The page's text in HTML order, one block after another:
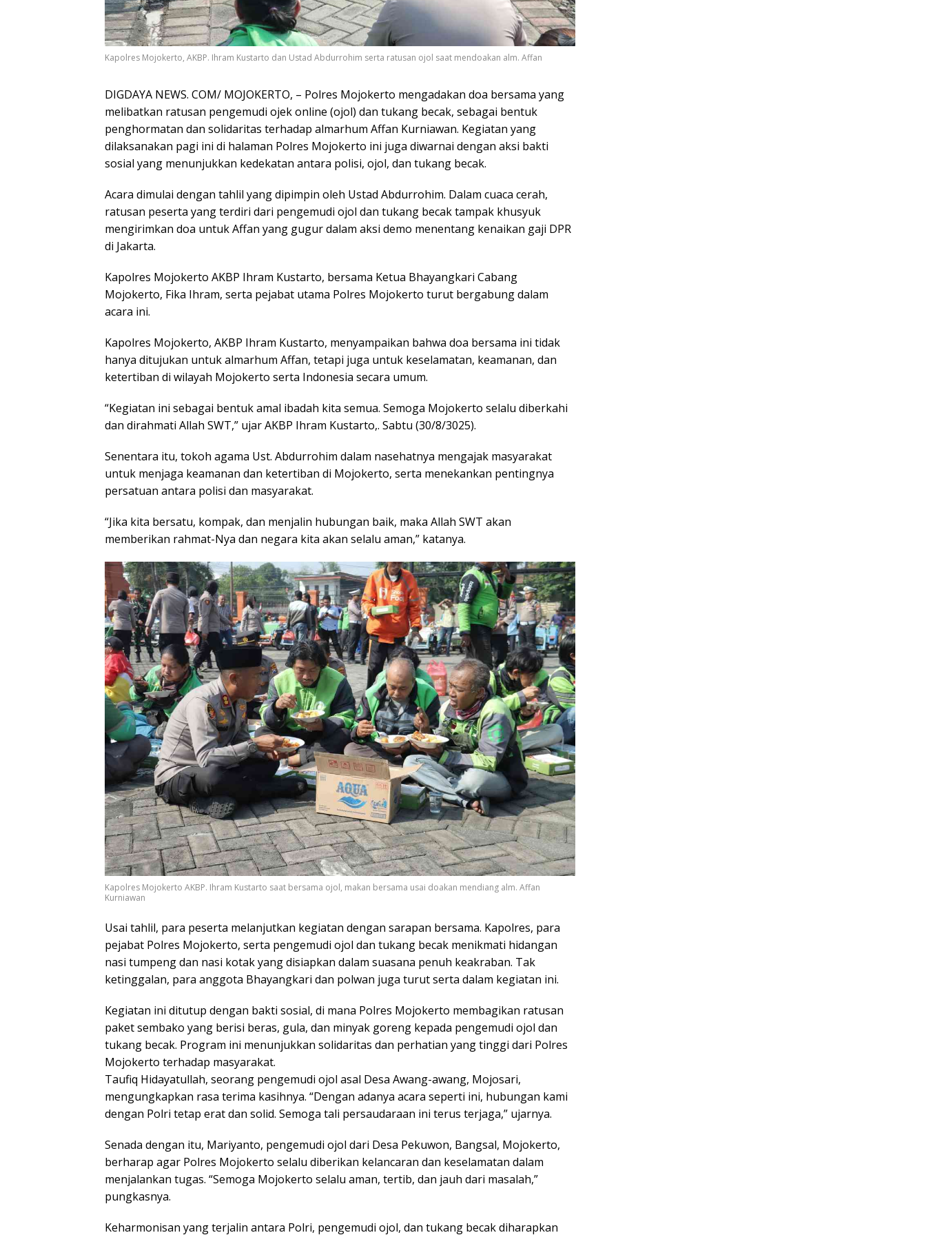
Kapolres Mojokerto, AKBP. Ihram Kustarto dan Ustad Abdurrohim serta ratusan ojol saat mendoakan alm. Affan
DIGDAYA NEWS. COM/ MOJOKERTO, – Polres Mojokerto mengadakan doa bersama yang
melibatkan ratusan pengemudi ojek online (ojol) dan tukang becak, sebagai bentuk
penghormatan dan solidaritas terhadap almarhum Affan Kurniawan. Kegiatan yang
dilaksanakan pagi ini di halaman Polres Mojokerto ini juga diwarnai dengan aksi bakti
sosial yang menunjukkan kedekatan antara polisi, ojol, dan tukang becak.
Acara dimulai dengan tahlil yang dipimpin oleh Ustad Abdurrohim. Dalam cuaca cerah,
ratusan peserta yang terdiri dari pengemudi ojol dan tukang becak tampak khusyuk
mengirimkan doa untuk Affan yang gugur dalam aksi demo menentang kenaikan gaji DPR
di Jakarta.
Kapolres Mojokerto AKBP Ihram Kustarto, bersama Ketua Bhayangkari Cabang
Mojokerto, Fika Ihram, serta pejabat utama Polres Mojokerto turut bergabung dalam
acara ini.
Kapolres Mojokerto, AKBP Ihram Kustarto, menyampaikan bahwa doa bersama ini tidak
hanya ditujukan untuk almarhum Affan, tetapi juga untuk keselamatan, keamanan, dan
ketertiban di wilayah Mojokerto serta Indonesia secara umum.
“Kegiatan ini sebagai bentuk amal ibadah kita semua. Semoga Mojokerto selalu diberkahi
dan dirahmati Allah SWT,” ujar AKBP Ihram Kustarto,. Sabtu (30/8/3025).
Senentara itu, tokoh agama Ust. Abdurrohim dalam nasehatnya mengajak masyarakat
untuk menjaga keamanan dan ketertiban di Mojokerto, serta menekankan pentingnya
persatuan antara polisi dan masyarakat.
“Jika kita bersatu, kompak, dan menjalin hubungan baik, maka Allah SWT akan
memberikan rahmat-Nya dan negara kita akan selalu aman,” katanya.
Kapolres Mojokerto AKBP. Ihram Kustarto saat bersama ojol, makan bersama usai doakan mendiang alm. Affan
Kurniawan
Usai tahlil, para peserta melanjutkan kegiatan dengan sarapan bersama. Kapolres, para
pejabat Polres Mojokerto, serta pengemudi ojol dan tukang becak menikmati hidangan
nasi tumpeng dan nasi kotak yang disiapkan dalam suasana penuh keakraban. Tak
ketinggalan, para anggota Bhayangkari dan polwan juga turut serta dalam kegiatan ini.
Kegiatan ini ditutup dengan bakti sosial, di mana Polres Mojokerto membagikan ratusan
paket sembako yang berisi beras, gula, dan minyak goreng kepada pengemudi ojol dan
tukang becak. Program ini menunjukkan solidaritas dan perhatian yang tinggi dari Polres
Mojokerto terhadap masyarakat.
Taufiq Hidayatullah, seorang pengemudi ojol asal Desa Awang-awang, Mojosari,
mengungkapkan rasa terima kasihnya. “Dengan adanya acara seperti ini, hubungan kami
dengan Polri tetap erat dan solid. Semoga tali persaudaraan ini terus terjaga,” ujarnya.
Senada dengan itu, Mariyanto, pengemudi ojol dari Desa Pekuwon, Bangsal, Mojokerto,
berharap agar Polres Mojokerto selalu diberikan kelancaran dan keselamatan dalam
menjalankan tugas. “Semoga Mojokerto selalu aman, tertib, dan jauh dari masalah,”
pungkasnya.
Keharmonisan yang terjalin antara Polri, pengemudi ojol, dan tukang becak diharapkan